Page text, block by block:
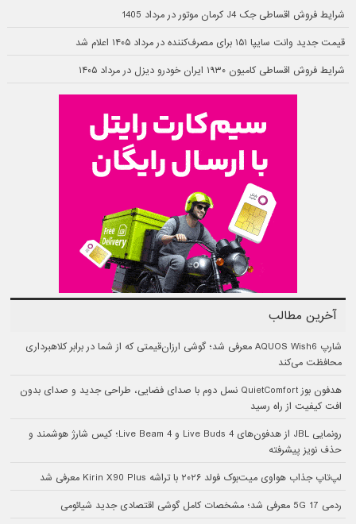
شرایط فروش اقساطی جک J4 کرمان موتور در مرداد 1405
قیمت جدید وانت سایپا ۱۵۱ برای مصرف‌کننده در مرداد ۱۴۰۵ اعلام شد
شرایط فروش اقساطی کامیون ۱۹۳۰ ایران خودرو دیزل در مرداد ۱۴۰۵
آخرین مطالب
شارپ AQUOS Wish6 معرفی شد؛ گوشی ارزان‌قیمتی که از شما در برابر کلاهبرداری
محافظت می‌کند
هدفون بوز QuietComfort نسل دوم با صدای فضایی، طراحی جدید و صدای بدون
افت کیفیت از راه رسید
رونمایی JBL از هدفون‌های Live Buds 4 و Live Beam 4؛ کیس شارژ هوشمند و
حذف نویز پیشرفته
لپ‌تاپ جذاب هواوی میت‌بوک فولد ۲۰۲۶ با تراشه Kirin X90 Plus معرفی شد
ردمی 17 5G معرفی شد؛ مشخصات کامل گوشی اقتصادی جدید شیائومی